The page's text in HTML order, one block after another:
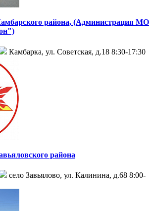
района, (Администрация МО
Камбарка, ул. Советская, д.18 8:30-17:30
района
село Завьялово, ул. Калинина, д.68 8:00-